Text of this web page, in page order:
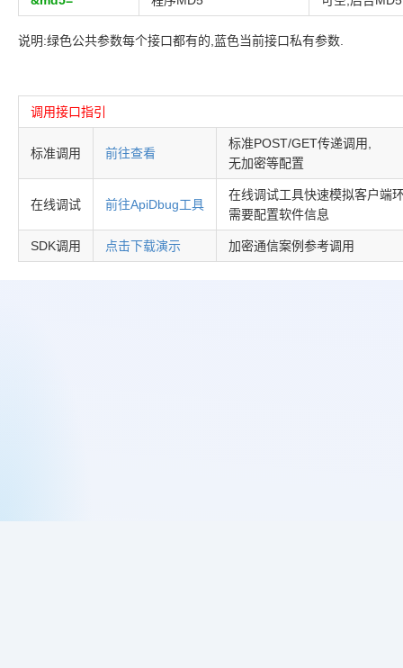
说明:绿色公共参数每个接口都有的,蓝色当前接口私有参数.
调用接口指引
标准调用 前往查看
标准POST/GET传递调用,
无加密等配置
在线调试 前往ApiDbug工具
在线调试工具快速模拟客户端
需要配置软件信息
SDK调用 点击下载演示 加密通信案例参考调用